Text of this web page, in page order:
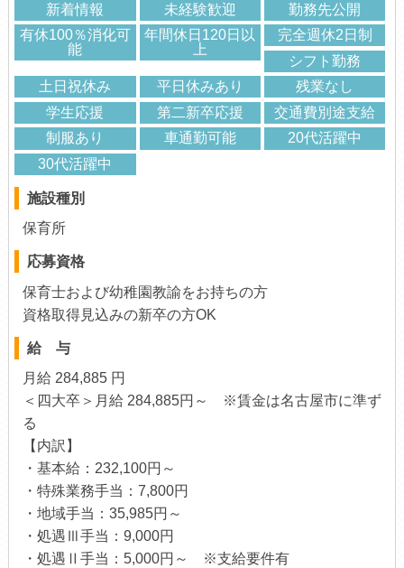
新着情報 未経験歓迎
勤務先公開
有休100％消化可
能
年間休日120日以
上
完全週休2日制
シフト勤務
土日祝休み
平日休みあり
残業なし
学生応援
第二新卒応援
交通費別途支給
制服あり
車通勤可能
20代活躍中
30代活躍中
施設種別
保育所
応募資格
保育士および幼稚園教諭をお持ちの方
資格取得見込みの新卒の方OK
給 与
月給 284,885 円
＜四大卒＞月給 284,885円～ ※賃金は名古屋市に準ず
る
【内訳】
・基本給：232,100円～
・特殊業務手当：7,800円
・地域手当：35,985円～
・処遇Ⅲ手当：9,000円
・処遇Ⅱ手当：5,000円～ ※支給要件有